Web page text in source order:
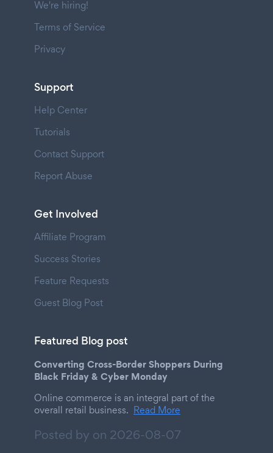
We're hiring!
Terms of Service
Privacy
Support
Help Center
Tutorials
Contact Support
Report Abuse
Get Involved
Affiliate Program
Success Stories
Feature Requests
Guest Blog Post
Featured Blog post
Converting Cross-Border Shoppers During
Black Friday & Cyber Monday
Online commerce is an integral part of the
overall retail business. Read More
Posted by on 2026-08-07